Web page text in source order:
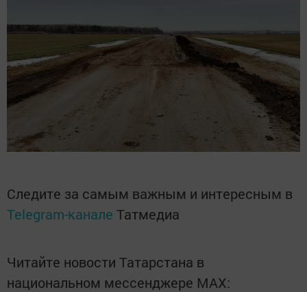
Следите за самым важным и интересным в
Telegram-канале Татмедиа
Читайте новости Татарстана в
национальном мессенджере MАХ: